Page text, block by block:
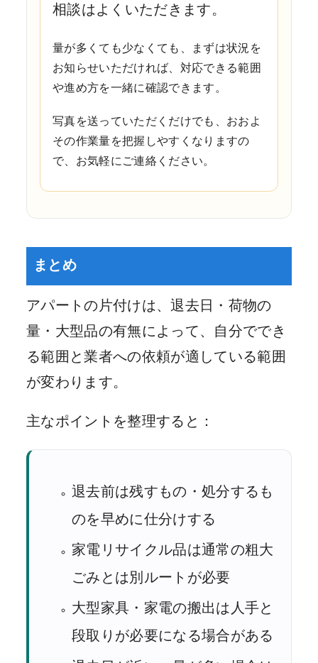
相談はよくいただきます。
量が多くても少なくても、まずは状況を
お知らせいただければ、対応できる範囲
や進め方を一緒に確認できます。
写真を送っていただくだけでも、おおよ
その作業量を把握しやすくなりますの
で、お気軽にご連絡ください。
まとめ
アパートの片付けは、退去日・荷物の
量・大型品の有無によって、自分ででき
る範囲と業者への依頼が適している範囲
が変わります。
主なポイントを整理すると：
退去前は残すもの・処分するも
のを早めに仕分けする
家電リサイクル品は通常の粗大
ごみとは別ルートが必要
大型家具・家電の搬出は人手と
段取りが必要になる場合がある